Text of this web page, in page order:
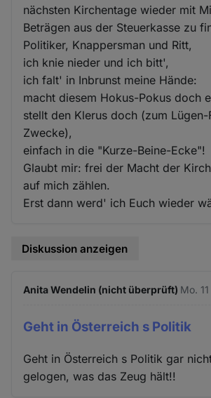
nächsten Kirchentage wieder mit
Beträgen aus der Steuerkasse zu
Politiker, Knappersman und Ritt,
ich knie nieder und ich bitt',
ich falt' in Inbrunst meine Hände:
macht diesem Hokus-Pokus doch
stellt den Klerus doch (zum Lügen-
Zwecke),
einfach in die "Kurze-Beine-Ecke"!
Glaubt mir: frei der Macht der
auf mich zählen.
Erst dann werd' ich Euch wieder
Diskussion anzeigen
Anita Wendelin (nicht überprüft) Mo.
Geht in Österreich s Politik
Geht in Österreich s Politik gar
gelogen, was das Zeug hält!!